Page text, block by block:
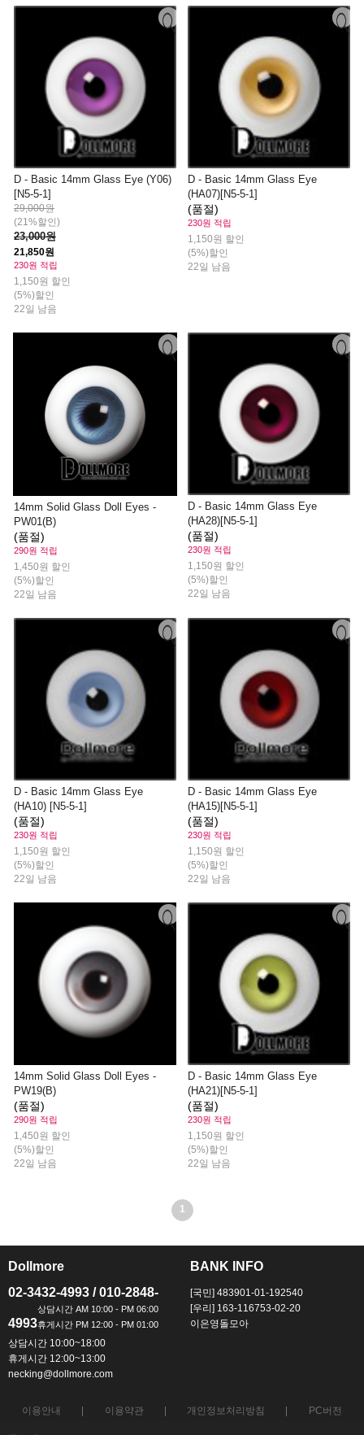
D - Basic 14mm Glass Eye (Y06)
[N5-5-1]
29,000원
(21%할인)
23,000원
21,850원
230원 적립
1,150원 할인
(5%)할인
22일 남음
D - Basic 14mm Glass Eye
(HA07)[N5-5-1]
(품절)
230원 적립
1,150원 할인
(5%)할인
22일 남음
14mm Solid Glass Doll Eyes -
PW01(B)
(품절)
290원 적립
1,450원 할인
(5%)할인
22일 남음
D - Basic 14mm Glass Eye
(HA28)[N5-5-1]
(품절)
230원 적립
1,150원 할인
(5%)할인
22일 남음
D - Basic 14mm Glass Eye
(HA10) [N5-5-1]
(품절)
230원 적립
1,150원 할인
(5%)할인
22일 남음
D - Basic 14mm Glass Eye
(HA15)[N5-5-1]
(품절)
230원 적립
1,150원 할인
(5%)할인
22일 남음
14mm Solid Glass Doll Eyes -
PW19(B)
(품절)
290원 적립
1,450원 할인
(5%)할인
22일 남음
D - Basic 14mm Glass Eye
(HA21)[N5-5-1]
(품절)
230원 적립
1,150원 할인
(5%)할인
22일 남음
1
Dollmore
02-3432-4993 / 010-2848-
4993
상담시간 10:00~18:00
휴게시간 12:00~13:00
necking@dollmore.com
BANK INFO
[국민] 483901-01-192540
[우리] 163-116753-02-20
이은영돌모아
이용안내 이용약관 개인정보처리방침 PC버전